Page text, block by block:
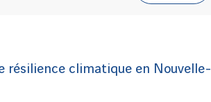
résilience climatique en Nouvelle-